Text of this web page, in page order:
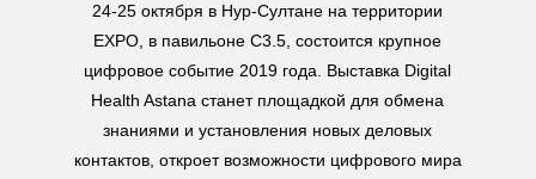
24-25 октября в Нур-Султане на территории
EXPO, в павильоне С3.5, состоится крупное
цифровое событие 2019 года. Выставка Digital
Health Astana станет площадкой для обмена
знаниями и установления новых деловых
контактов, откроет возможности цифрового мира